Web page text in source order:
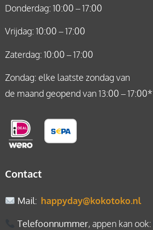
Donderdag: 10:00 – 17:00
Vrijdag: 10:00 – 17:00
Zaterdag: 10:00 – 17:00
Zondag: elke laatste zondag van
de maand geopend van 13:00 –
Contact
Mail: happyday@kokotoko.nl
Telefoonnummer, appen kan ook: